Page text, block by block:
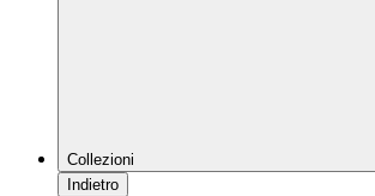
Collezioni
Indietro